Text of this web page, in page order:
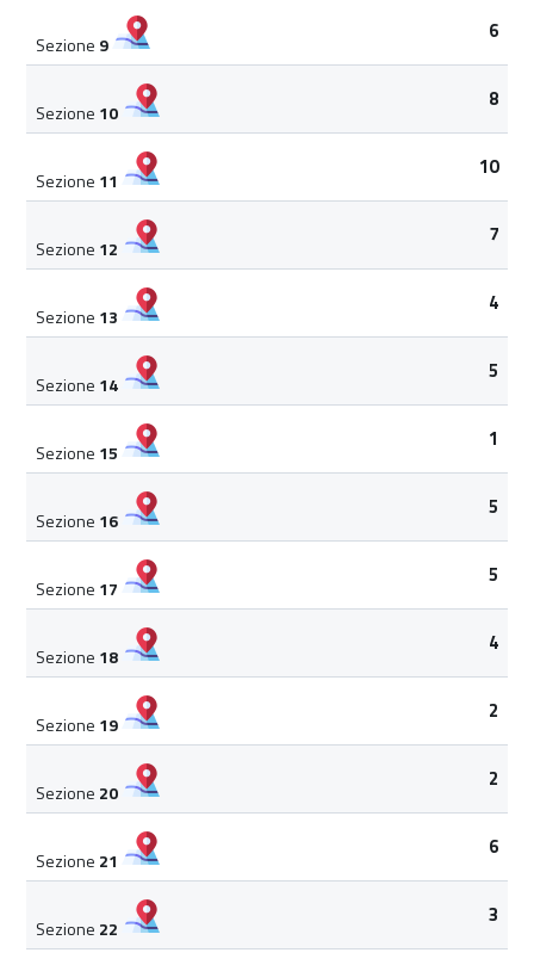
Sezione 9
6
Sezione 10
8
Sezione 11
10
Sezione 12
7
Sezione 13
4
Sezione 14
5
Sezione 15
1
Sezione 16
5
Sezione 17
5
Sezione 18
4
Sezione 19
2
Sezione 20
2
Sezione 21
6
Sezione 22
3